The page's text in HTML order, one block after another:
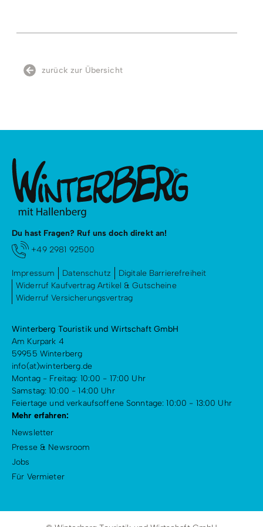
aufgrund von Witterungsbedingungen behalten wir
Für alle Levels geeignet, Anfänger sind willkommen!
zurück zur Übersicht
Du hast Fragen? Ruf uns doch direkt an!
+49 2981 92500
Impressum Datenschutz
Digitale Barrierefreiheit
Widerruf Kaufvertrag Artikel & Gutscheine
Widerruf Versicherungsvertrag
Winterberg Touristik und Wirtschaft GmbH
Am Kurpark 4
59955 Winterberg
info(at)winterberg.de
Montag - Freitag: 10:00 - 17:00 Uhr
Samstag: 10:00 - 14:00 Uhr
Feiertage und verkaufsoffene Sonntage: 10:00 - 13:00 Uhr
Mehr erfahren:
Newsletter
Presse & Newsroom
Jobs
Für Vermieter